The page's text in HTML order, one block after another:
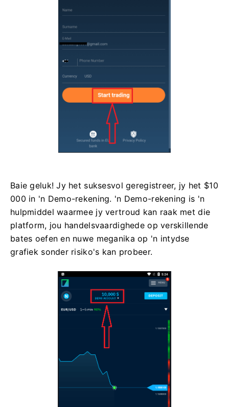
Baie geluk! Jy het suksesvol geregistreer, jy het $10
000 in 'n Demo-rekening. 'n Demo-rekening is 'n
hulpmiddel waarmee jy vertroud kan raak met die
platform, jou handelsvaardighede op verskillende
bates oefen en nuwe meganika op 'n intydse
grafiek sonder risiko's kan probeer.